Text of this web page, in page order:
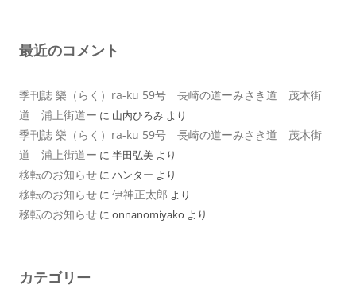
最近のコメント
季刊誌 樂（らく）ra-ku 59号 長崎の道ーみさき道 茂木街
道 浦上街道ー に 山内ひろみ より
季刊誌 樂（らく）ra-ku 59号 長崎の道ーみさき道 茂木街
道 浦上街道ー に 半田弘美 より
移転のお知らせ に ハンター より
移転のお知らせ に 伊神正太郎 より
移転のお知らせ に onnanomiyako より
カテゴリー